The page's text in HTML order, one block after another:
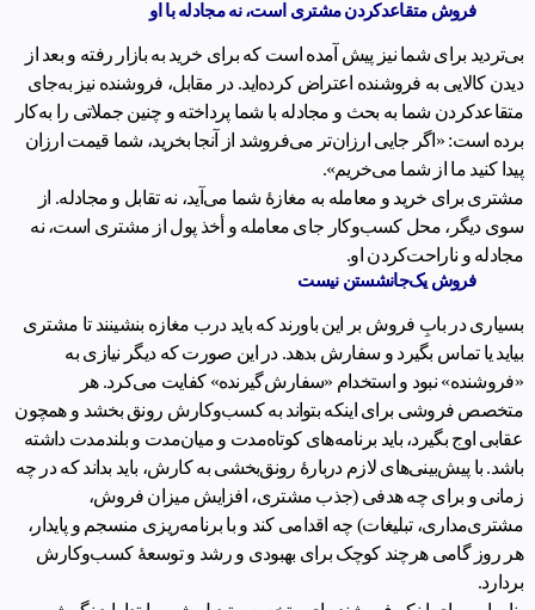
فروش متقاعدکردن مشتری است، نه مجادله با او
بی‌تردید برای شما نیز پیش آمده است که برای خرید به بازار رفته‌ و بعد از
دیدن کالایی به فروشنده اعتراض کرده‌اید. در مقابل، فروشنده نیز به‌جای
متقاعدکردن شما به بحث و مجادله با شما ‌پرداخته و چنین جملاتی را به‌کار
برده است: «اگر جایی ارزان‌تر می‌فروشد از آنجا بخرید، شما قیمت ارزان
پیدا کنید ما از شما می‌خریم».
مشتری برای خرید و معامله به مغازۀ شما می‌آید، نه تقابل و مجادله. از
سوی دیگر، محل کسب‌وکار جای معامله و أخذ پول از مشتری است، نه
مجادله و ناراحت‌کردن او.
فروش یک‌جانشستن نیست
بسیاری در بابِ فروش بر این باورند که باید درب مغازه بنشینند تا مشتری
بیاید یا تماس بگیرد و سفارش بدهد. در این صورت که دیگر نیازی به
«فروشنده» نبود و استخدام «سفارش‌گیرنده» کفایت می‌کرد. هر
متخصص فروشی برای اینکه بتواند به کسب‌وکارش رونق بخشد و همچون
عقابی اوج بگیرد، باید برنامه‌های کوتاه‌مدت و میان‌مدت و بلندمدت داشته
باشد. با پیش‌بینی‌های لازم دربارۀ رونق‌بخشی به کارش، باید بداند که در چه
زمانی و برای چه هدفی (جذب مشتری، افزایش میزان فروش،
مشتری‌مداری، تبلیغات) چه اقدامی کند و با برنامه‌ریزی منسجم و پایدار،
هر روز گامی هرچند کوچک برای بهبودی و رشد و توسعۀ کسب‌و‌کارش
بردارد.